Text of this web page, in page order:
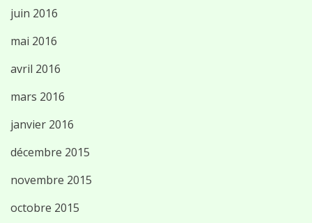
juin 2016
mai 2016
avril 2016
mars 2016
janvier 2016
décembre 2015
novembre 2015
octobre 2015